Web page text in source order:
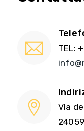
TEL:
Via